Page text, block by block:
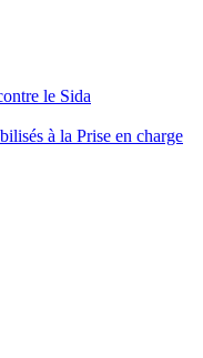
le Sida
à la Prise en charge